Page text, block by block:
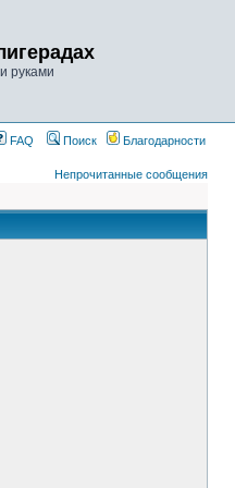
руками
FAQ Поиск Благодарности
Непрочитанные сообщения